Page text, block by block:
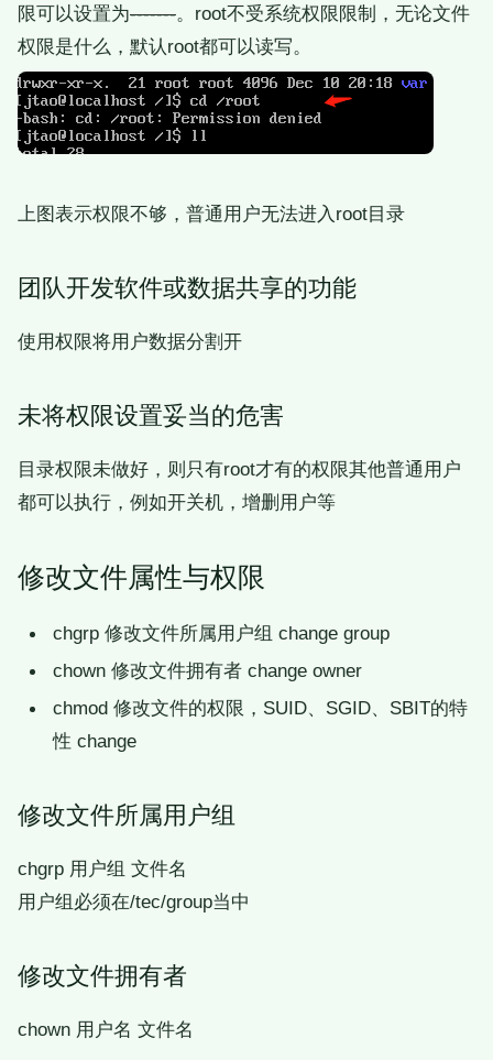
限可以设置为-------。root不受系统权限限制，无论文件
权限是什么，默认root都可以读写。
上图表示权限不够，普通用户无法进入root目录
团队开发软件或数据共享的功能
使用权限将用户数据分割开
未将权限设置妥当的危害
目录权限未做好，则只有root才有的权限其他普通用户
都可以执行，例如开关机，增删用户等
修改文件属性与权限
chgrp 修改文件所属用户组 change group
chown 修改文件拥有者 change owner
chmod 修改文件的权限，SUID、SGID、SBIT的特
性 change
修改文件所属用户组
chgrp 用户组 文件名
用户组必须在/tec/group当中
修改文件拥有者
chown 用户名 文件名